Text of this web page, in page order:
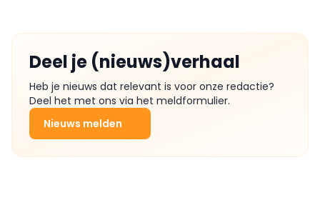
Deel je (nieuws)verhaal
Heb je nieuws dat relevant is voor onze redactie?
Deel het met ons via het meldformulier.
Nieuws melden